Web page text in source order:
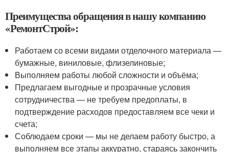
Преимущества обращения в нашу компанию
«РемонтСтрой»:
Работаем со всеми видами отделочного материала —
бумажные, виниловые, флизелиновые;
Выполняем работы любой сложности и объёма;
Предлагаем выгодные и прозрачные условия
сотрудничества — не требуем предоплаты, в
подтверждение расходов предоставляем все чеки и
счета;
Соблюдаем сроки — мы не делаем работу быстро, а
выполняем все этапы аккуратно, стараясь закончить